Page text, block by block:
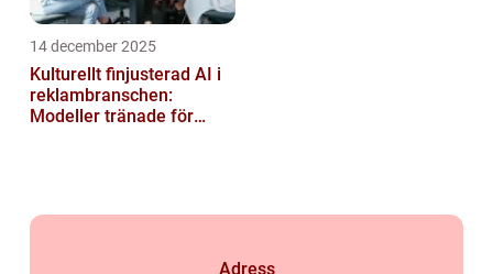
14 december 2025
Kulturellt finjusterad AI i
reklambranschen:
Modeller tränade för
Adress